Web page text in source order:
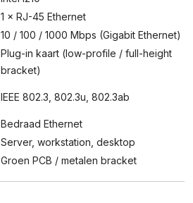
1 × RJ-45 Ethernet
10 / 100 / 1000 Mbps (Gigabit Ethernet)
Plug-in kaart (low-profile / full-height
bracket)
IEEE 802.3, 802.3u, 802.3ab
Bedraad Ethernet
Server, workstation, desktop
Groen PCB / metalen bracket